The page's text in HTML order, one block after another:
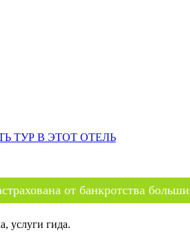
ТУР В ЭТОТ ОТЕЛЬ
от банкротства
услуги гида.